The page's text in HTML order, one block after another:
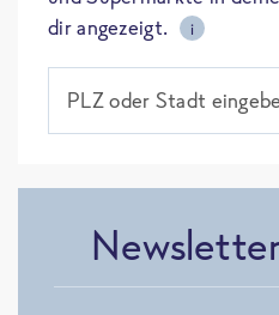
dir angezeigt.
i
PLZ oder Stadt